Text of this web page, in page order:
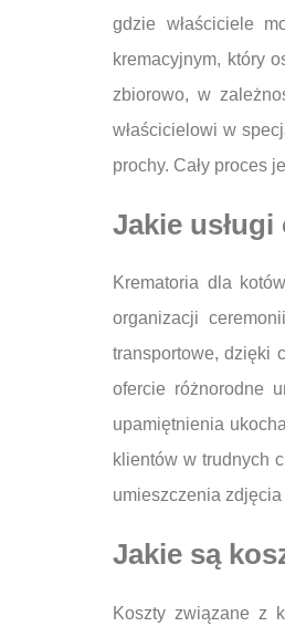
gdzie właściciele
kremacyjnym, który
zbiorowo, w
właścicielowi w
prochy. Cały proces
Jakie
Krematoria dla
organizacji
transportowe, dzięki
ofercie różnorodne
upamiętnienia
klientów w trudnych
umieszczenia
Jakie są
Koszty związane z